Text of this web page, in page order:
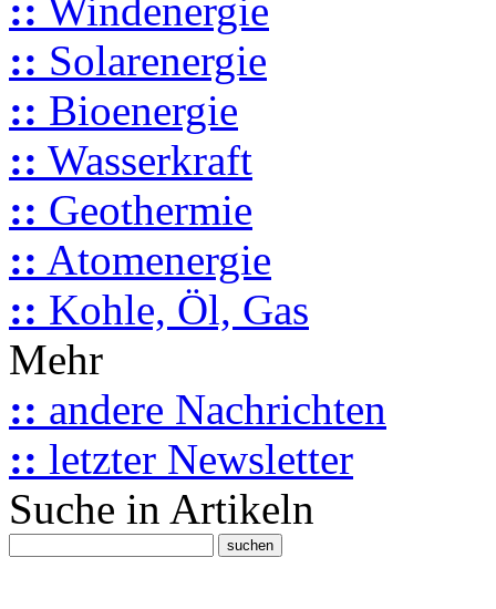
:: Windenergie
:: Solarenergie
:: Bioenergie
:: Wasserkraft
:: Geothermie
:: Atomenergie
:: Kohle, Öl, Gas
Mehr
:: andere Nachrichten
:: letzter Newsletter
Suche in Artikeln